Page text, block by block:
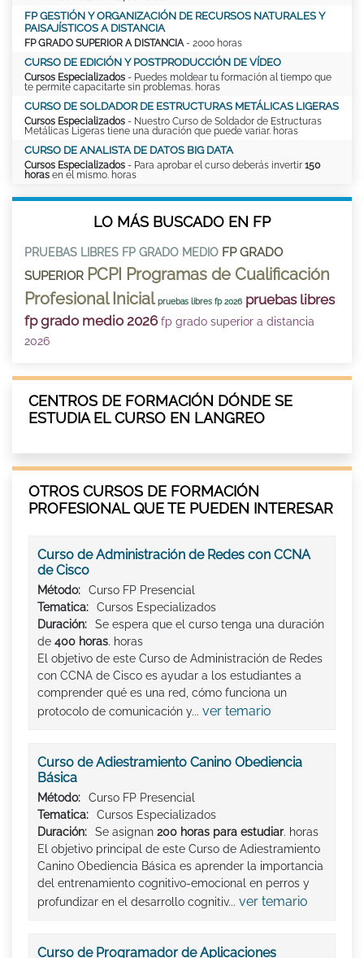
FP GESTIÓN Y ORGANIZACIÓN DE RECURSOS NATURALES Y
PAISAJÍSTICOS A DISTANCIA
FP GRADO SUPERIOR A DISTANCIA - 2000 horas
CURSO DE EDICIÓN Y POSTPRODUCCIÓN DE VÍDEO
Cursos Especializados - Puedes moldear tu formación al tiempo que
te permite capacitarte sin problemas. horas
CURSO DE SOLDADOR DE ESTRUCTURAS METÁLICAS LIGERAS
Cursos Especializados - Nuestro Curso de Soldador de Estructuras
Metálicas Ligeras tiene una duración que puede variar. horas
CURSO DE ANALISTA DE DATOS BIG DATA
Cursos Especializados - Para aprobar el curso deberás invertir 150
horas en el mismo. horas
LO MÁS BUSCADO EN FP
PRUEBAS LIBRES FP GRADO MEDIO FP GRADO
SUPERIOR PCPI Programas de Cualificación
Profesional Inicial pruebas libres fp 2026 pruebas libres
fp grado medio 2026 fp grado superior a distancia
2026
CENTROS DE FORMACIÓN DÓNDE SE
ESTUDIA EL CURSO EN LANGREO
OTROS CURSOS DE FORMACIÓN
PROFESIONAL QUE TE PUEDEN INTERESAR
Curso de Administración de Redes con CCNA
de Cisco
Método:
Curso FP Presencial
Tematica:
Cursos Especializados
Duración:
Se espera que el curso tenga una duración
de 400 horas. horas
El objetivo de este Curso de Administración de Redes
con CCNA de Cisco es ayudar a los estudiantes a
comprender qué es una red, cómo funciona un
protocolo de comunicación y... ver temario
Curso de Adiestramiento Canino Obediencia
Básica
Método:
Curso FP Presencial
Tematica:
Cursos Especializados
Duración:
Se asignan 200 horas para estudiar. horas
El objetivo principal de este Curso de Adiestramiento
Canino Obediencia Básica es aprender la importancia
del entrenamiento cognitivo-emocional en perros y
profundizar en el desarrollo cognitiv... ver temario
Curso de Programador de Aplicaciones